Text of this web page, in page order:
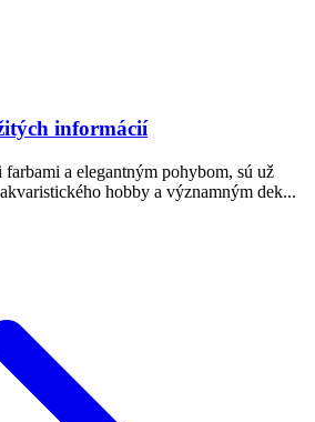
informácií
a elegantným pohybom, sú už
hobby a významným dek...